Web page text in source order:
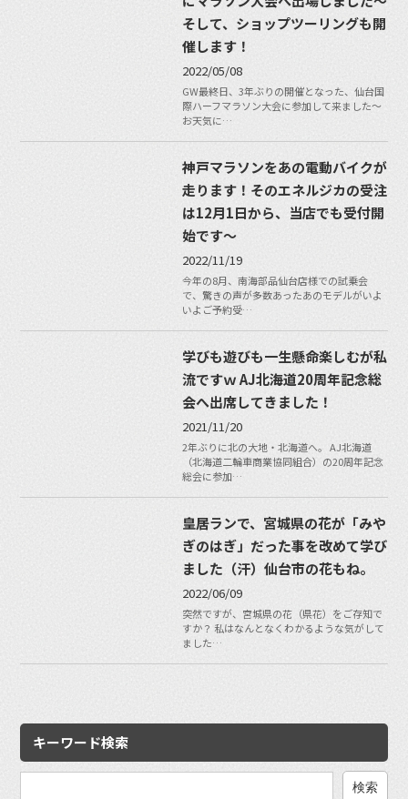
そして、ショップツーリングも開
催します！
2022/05/08
GW最終日、3年ぶりの開催となった、仙台国
際ハーフマラソン大会に参加して来ました〜
お天気に…
神戸マラソンをあの電動バイクが
走ります！そのエネルジカの受注
は12月1日から、当店でも受付開
始です〜
2022/11/19
今年の8月、南海部品仙台店様での試乗会
で、驚きの声が多数あったあのモデルがいよ
いよご予約受…
学びも遊びも一生懸命楽しむが私
流ですｗ AJ北海道20周年記念総
会へ出席してきました！
2021/11/20
2年ぶりに北の大地・北海道へ。 AJ北海道
（北海道二輪車商業協同組合）の20周年記念
総会に参加…
皇居ランで、宮城県の花が「みや
ぎのはぎ」だった事を改めて学び
ました（汗）仙台市の花もね。
2022/06/09
突然ですが、宮城県の花（県花）をご存知で
すか？ 私はなんとなくわかるような気がして
ました…
キーワード検索